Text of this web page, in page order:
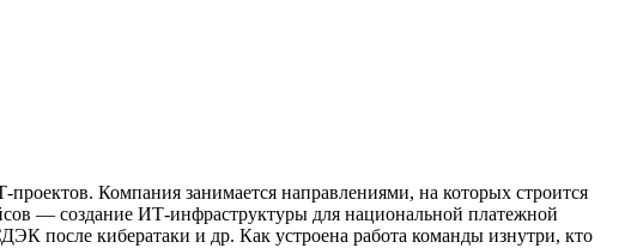
Компания занимается направлениями, на которых строится
— создание ИТ-инфраструктуры для национальной платежной
после кибератаки и др. Как устроена работа команды изнутри, кто